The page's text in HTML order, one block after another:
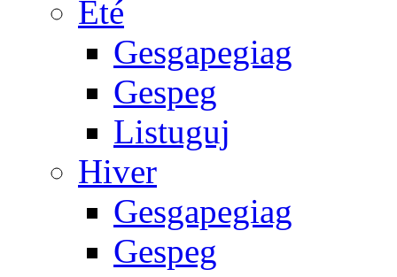
Été
Gesgapegiag
Gespeg
Listuguj
Hiver
Gesgapegiag
Gespeg